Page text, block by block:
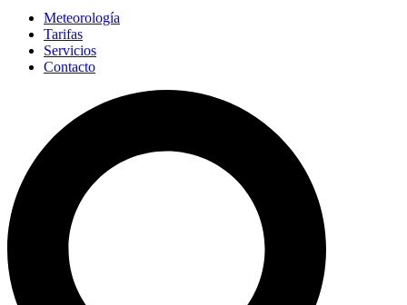
Meteorología
Tarifas
Servicios
Contacto